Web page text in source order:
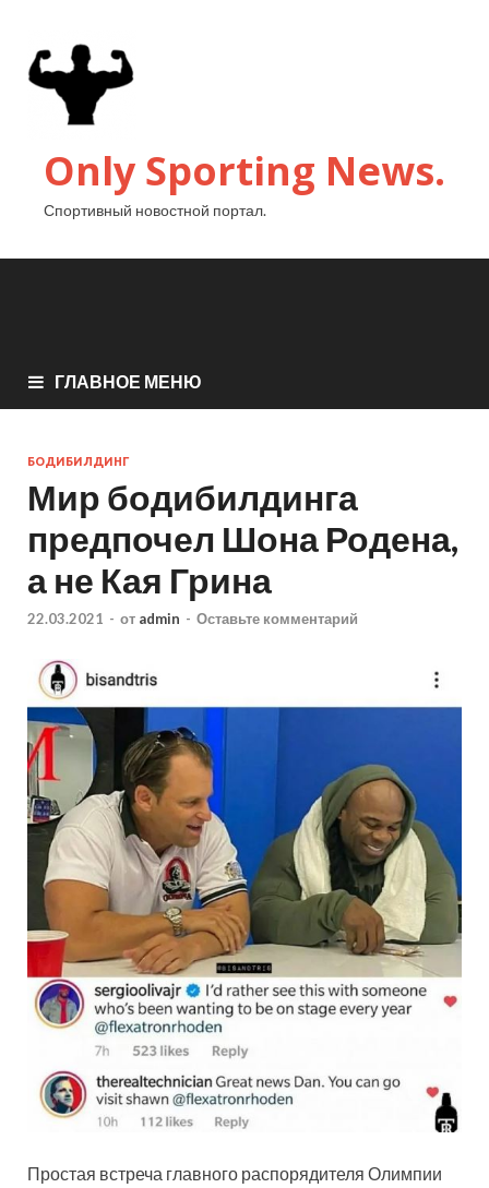
Only Sporting News.
Спортивный новостной портал.
ГЛАВНОЕ МЕНЮ
БОДИБИЛДИНГ
Мир бодибилдинга
предпочел Шона Родена,
а не Кая Грина
22.03.2021 - от admin - Оставьте комментарий
Простая встреча главного распорядителя Олимпии